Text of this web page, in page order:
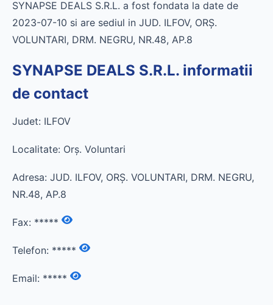
SYNAPSE DEALS S.R.L. a fost fondata la date de
2023-07-10 si are sediul in JUD. ILFOV, ORŞ.
VOLUNTARI, DRM. NEGRU, NR.48, AP.8
SYNAPSE DEALS S.R.L. informatii
de contact
Judet: ILFOV
Localitate: Orş. Voluntari
Adresa: JUD. ILFOV, ORŞ. VOLUNTARI, DRM. NEGRU,
NR.48, AP.8
Fax: *****
Telefon: *****
Email: *****